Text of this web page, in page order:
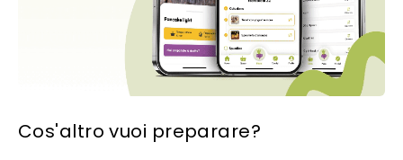
Cos'altro vuoi preparare?